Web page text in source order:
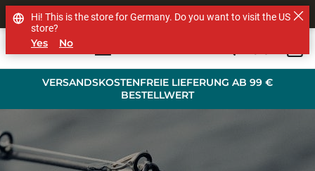
VERSANDSKOSTENFREIE LIEFERUNG AB 99 €
BESTELLWERT
SHOP OTHER BRANDS
Hi! This is the store for Germany. Do you want to visit the US
store?
Yes No